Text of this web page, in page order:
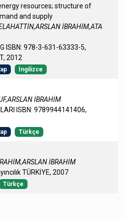
resources; structure of
and supply
İBRAHİM,ATA
ISBN: 978-3-631-63333-5,
2012
İngilizce
İBRAHİM
ISBN: 9789944141406,
Türkçe
İBRAHİM
TÜRKİYE, 2007
Türkçe